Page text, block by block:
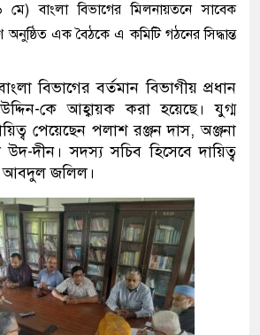
মে) বাংলা বিভাগের মিলনায়তনে সাবেক
অনুষ্ঠিত এক বৈঠকে এ কমিটি গঠনের সিদ্ধান্ত
বিভাগের বর্তমান বিভাগীয় প্রধান
-কে আহ্বায়ক করা হয়েছে। যুগ্ম
পেয়েছেন পলাশ রঞ্জন দাস,অঞ্জনা
উদ-দীন। সদস্য সচিব হিসেবে দায়িত্ব
আবদুল জলিল।